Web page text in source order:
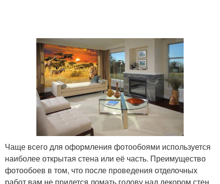
Чаще всего для оформления фотообоями используется
наиболее открытая стена или её часть. Преимущество
фотообоев в том, что после проведения отделочных
работ вам не придется ломать голову над декором стен.